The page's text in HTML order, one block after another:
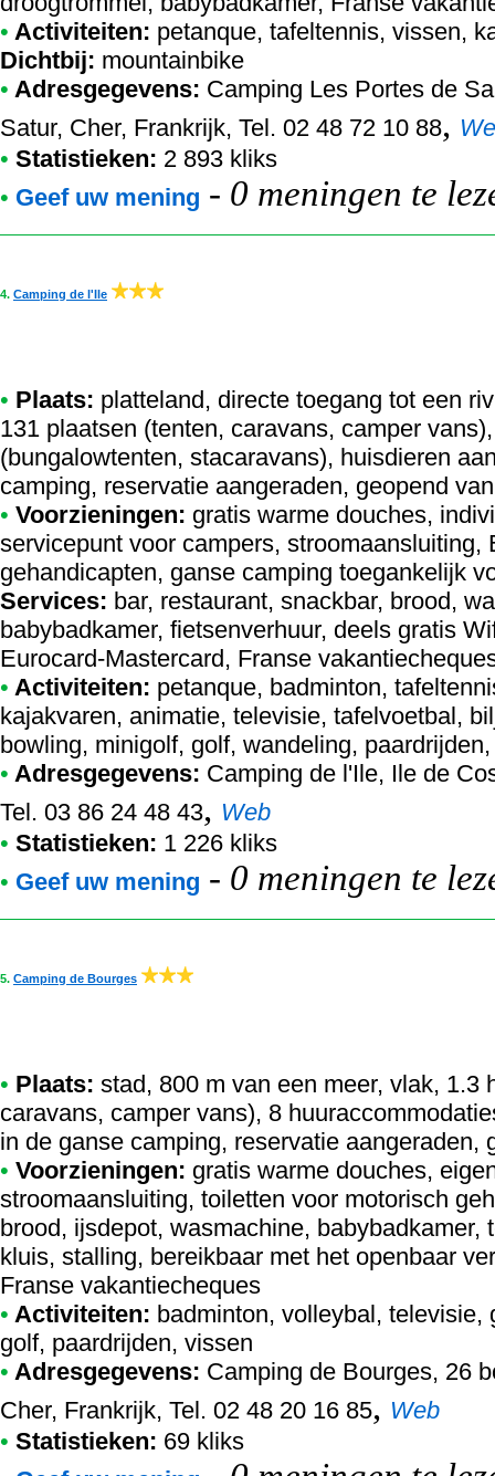
• Activiteiten: petanque, tafeltennis, vissen,
Dichtbij: mountainbike
• Adresgegevens: Camping Les Portes de
Satur, Cher, Frankrijk, Tel. 02 48 72 10 88,
• Statistieken: 2 893 kliks
• Geef uw mening - 0 meningen te
4. Camping de l'Ile
• Plaats: platteland, directe toegang tot een
131 plaatsen (tenten, caravans, camper
(bungalowtenten, stacaravans), huisdieren
camping, reservatie aangeraden, geopend
• Voorzieningen: gratis warme douches,
servicepunt voor campers,
gehandicapten, ganse camping toegankelijk
Services: bar, restaurant, snackbar, brood,
babybadkamer, fietsenverhuur, deels gratis
Eurocard-Mastercard, Franse
• Activiteiten: petanque, badminton,
kajakvaren, animatie, televisie, tafelvoetbal,
bowling, minigolf, golf, wandeling,
• Adresgegevens: Camping de l'Ile, Ile de
Tel. 03 86 24 48 43, Web
• Statistieken: 1 226 kliks
• Geef uw mening - 0 meningen te
5. Camping de Bourges
• Plaats: stad, 800 m van een meer, vlak, 1.3
caravans, camper vans), 8
in de ganse camping, reservatie aangeraden,
• Voorzieningen: gratis warme douches,
stroomaansluiting, toiletten voor motorisch
brood, ijsdepot, wasmachine,
kluis, stalling, bereikbaar met het openbaar
Franse vakantiecheques
• Activiteiten: badminton, volleybal,
golf, paardrijden, vissen
• Adresgegevens: Camping de Bourges, 26
Cher, Frankrijk, Tel. 02 48 20 16 85, Web
• Statistieken: 69 kliks